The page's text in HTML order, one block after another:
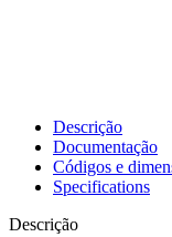
Descrição
Documentação
Códigos e
Specifications
Descrição